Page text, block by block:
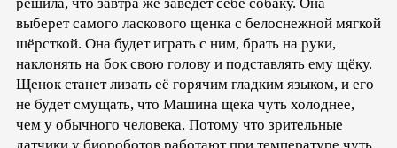
выберет самого ласкового щенка с белоснежной мягкой
шёрсткой. Она будет играть с ним, брать на руки,
наклонять на бок свою голову и подставлять ему щёку.
Щенок станет лизать её горячим гладким языком, и его
не будет смущать, что Машина щека чуть холоднее,
чем у обычного человека. Потому что зрительные